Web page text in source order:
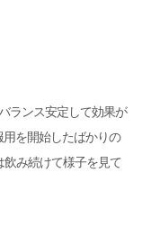
ランス安定して効果が
を開始したばかりの
み続けて様子を見て